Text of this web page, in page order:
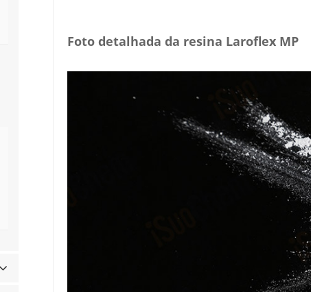
Foto detalhada da resina Laroflex MP